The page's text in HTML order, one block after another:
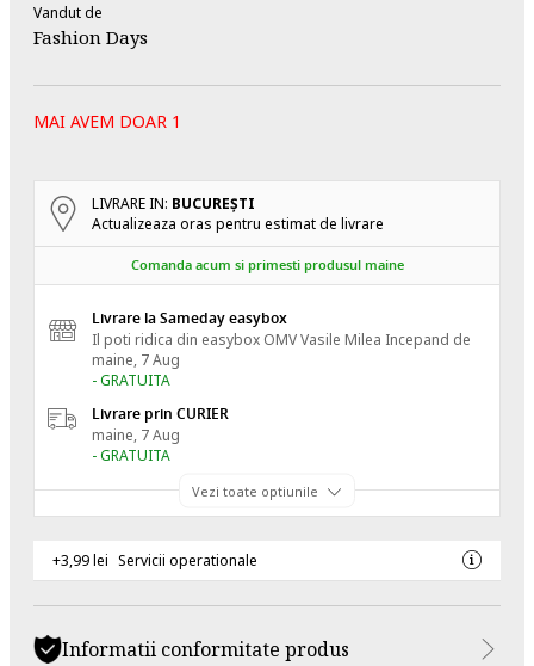
Vandut de
Fashion Days
MAI AVEM DOAR 1
LIVRARE IN: BUCUREŞTI
Actualizeaza oras pentru estimat de livrare
Comanda acum si primesti produsul maine
Livrare la Sameday easybox
Il poti ridica din easybox OMV Vasile Milea Incepand de
maine, 7 Aug
- GRATUITA
Livrare prin CURIER
maine, 7 Aug
- GRATUITA
Vezi toate optiunile
+3,99 lei Servicii operationale
Informatii conformitate produs